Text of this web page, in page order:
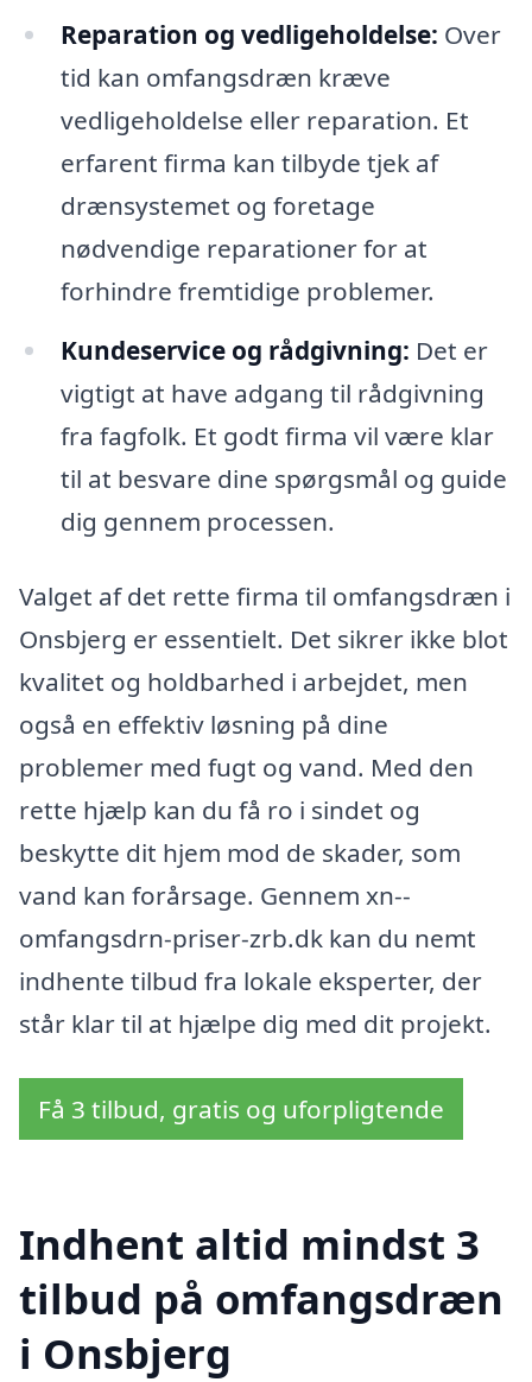
Reparation og vedligeholdelse: Over
tid kan omfangsdræn kræve
vedligeholdelse eller reparation. Et
erfarent firma kan tilbyde tjek af
drænsystemet og foretage
nødvendige reparationer for at
forhindre fremtidige problemer.
Kundeservice og rådgivning: Det er
vigtigt at have adgang til rådgivning
fra fagfolk. Et godt firma vil være klar
til at besvare dine spørgsmål og guide
dig gennem processen.
Valget af det rette firma til omfangsdræn i
Onsbjerg er essentielt. Det sikrer ikke blot
kvalitet og holdbarhed i arbejdet, men
også en effektiv løsning på dine
problemer med fugt og vand. Med den
rette hjælp kan du få ro i sindet og
beskytte dit hjem mod de skader, som
vand kan forårsage. Gennem xn--
omfangsdrn-priser-zrb.dk kan du nemt
indhente tilbud fra lokale eksperter, der
står klar til at hjælpe dig med dit projekt.
Få 3 tilbud, gratis og uforpligtende
Indhent altid mindst 3
tilbud på omfangsdræn
i Onsbjerg